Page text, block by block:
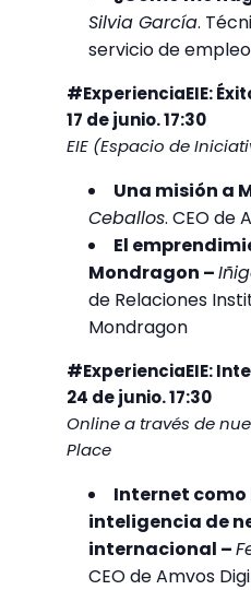
Silvia García.
servicio de
#ExperienciaEIE:
17 de junio. 17:30
EIE (Espacio de
Una misión a
Ceballos. CEO de
El
Mondragon –
de Relaciones
Mondragon
#ExperienciaEIE:
24 de junio. 17:30
Online a través de
Place
Internet
inteligencia de
internacional –
CEO de Amvos